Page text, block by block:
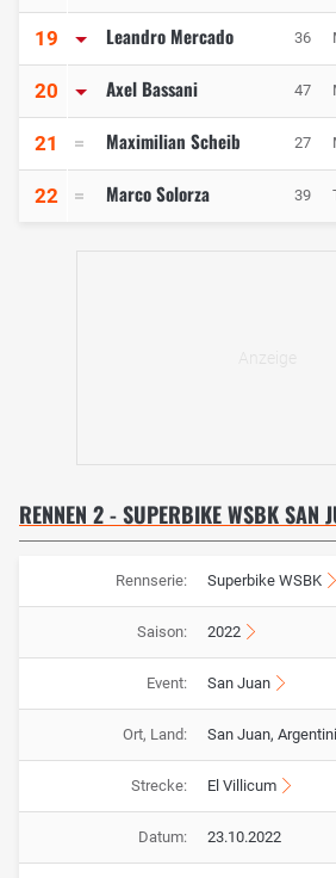
19 Leandro Mercado 36
20 Axel Bassani 47
21 Maximilian Scheib 27
22 Marco Solorza 39
RENNEN 2 - SUPERBIKE WSBK SAN
Rennserie: Superbike WSBK
Saison: 2022
Event: San Juan
Ort, Land: San Juan,
Strecke: El Villicum
Datum: 23.10.2022